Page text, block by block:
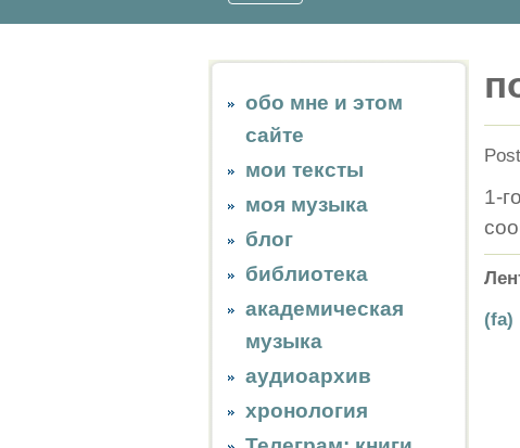
обо мне и этом
сайте
мои тексты
моя музыка
блог
библиотека
академическая
музыка
аудиоархив
хронология
1-
(fa)